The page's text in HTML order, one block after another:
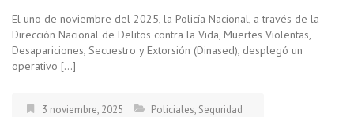
El uno de noviembre del 2025, la Policía Nacional, a través de la
Dirección Nacional de Delitos contra la Vida, Muertes Violentas,
Desapariciones, Secuestro y Extorsión (Dinased), desplegó un
operativo […]
3 noviembre, 2025 Policiales, Seguridad